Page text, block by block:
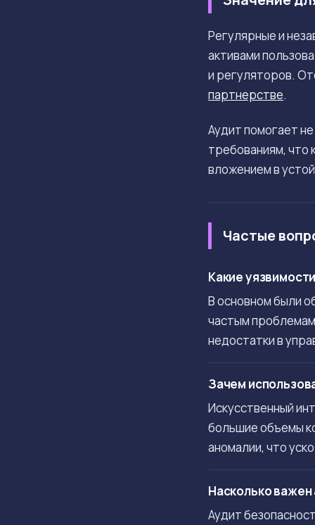
Регулярные и
активами
и регуляторов.
партнерстве.
Аудит помогает
требованиям, что
вложением в
Частые
Какие
В основном были
частым
недостатки в
Зачем
Искусственный
большие объемы
аномалии, что
Насколько
Аудит